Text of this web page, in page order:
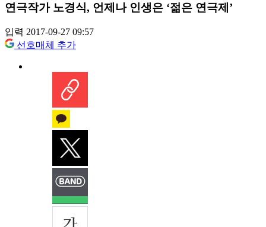
연극작가 노경식, 언제나 인생은 ‘젊은 연극제’
입력 2017-09-27 09:57
선호매체 추가